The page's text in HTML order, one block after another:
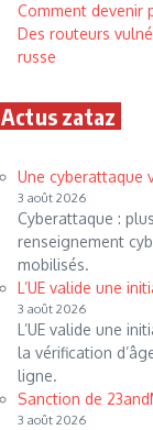
Comment devenir
Des routeurs
russe
Actus zataz
Une cyberattaque
3 août 2026
Cyberattaque :
renseignement
mobilisés.
L’UE valide une
3 août 2026
L’UE valide une
la vérification
ligne.
Sanction de
3 août 2026